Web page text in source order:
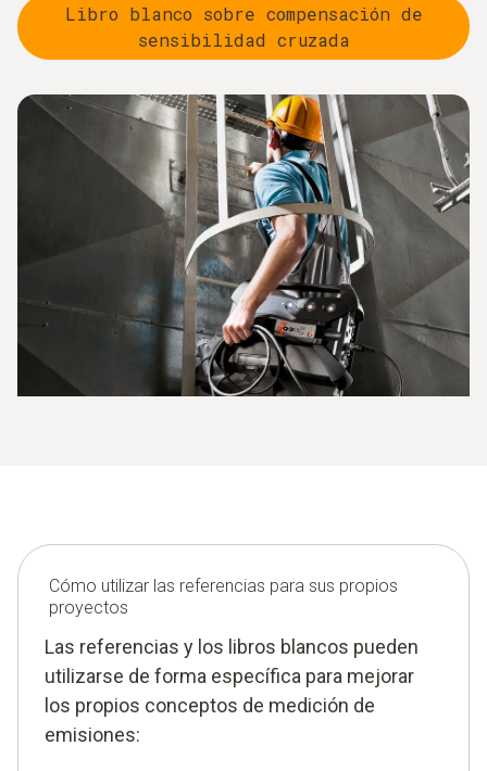
Libro blanco sobre compensación de
sensibilidad cruzada
Cómo utilizar las referencias para sus propios
proyectos
Las referencias y los libros blancos pueden
utilizarse de forma específica para mejorar
los propios conceptos de medición de
emisiones: